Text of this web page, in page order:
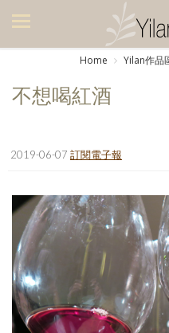
美食集
生活風
書房集
日記簿
餐桌週記
Home Yilan作品
不想喝紅酒
2019-06-07 訂閱電子報